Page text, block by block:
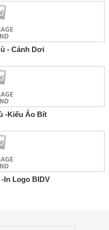
- Cánh Dơi
-Kiểu Áo Bít
In Logo BIDV